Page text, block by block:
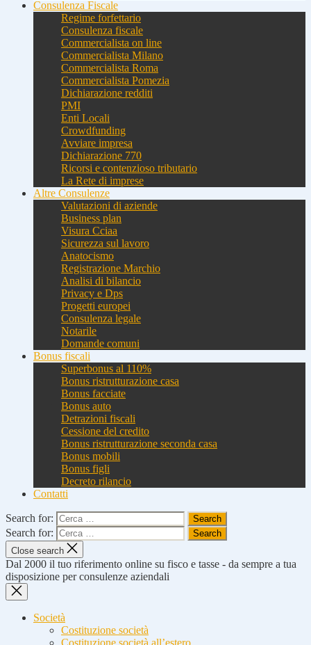
Consulenza Fiscale
Regime forfettario
Consulenza fiscale
Commercialista on line
Commercialista Milano
Commercialista Roma
Commercialista Pomezia
Dichiarazione redditi
PMI
Enti Locali
Crowdfunding
Avviare impresa
Dichiarazione 770
Ricorsi e contenzioso tributario
La Rete di imprese
Altre Consulenze
Valutazioni di aziende
Business plan
Visura Cciaa
Sicurezza sul lavoro
Anatocismo
Registrazione Marchio
Analisi di bilancio
Privacy e Dps
Progetti europei
Consulenza legale
Notarile
Domande comuni
Bonus fiscali
Superbonus al 110%
Bonus ristrutturazione casa
Bonus facciate
Bonus auto
Detrazioni fiscali
Cessione del credito
Bonus ristrutturazione seconda casa
Bonus mobili
Bonus figli
Decreto rilancio
Contatti
Search for:
Search for:
Close search
Dal 2000 il tuo riferimento online su fisco e tasse - da sempre a tua
disposizione per consulenze aziendali
Società
Costituzione società
Costituzione società all’estero